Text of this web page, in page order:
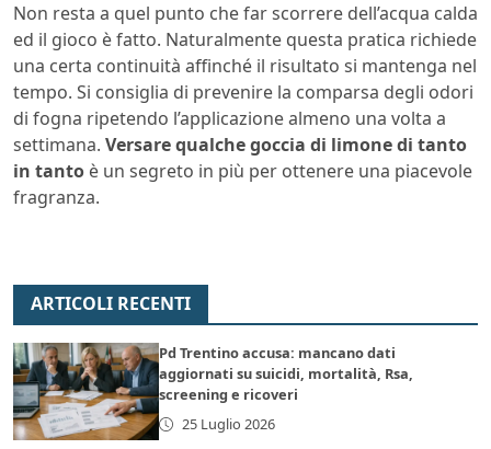
Non resta a quel punto che far scorrere dell’acqua calda
ed il gioco è fatto. Naturalmente questa pratica richiede
una certa continuità affinché il risultato si mantenga nel
tempo. Si consiglia di prevenire la comparsa degli odori
di fogna ripetendo l’applicazione almeno una volta a
settimana. Versare qualche goccia di limone di tanto
in tanto è un segreto in più per ottenere una piacevole
fragranza.
ARTICOLI RECENTI
Pd Trentino accusa: mancano dati
aggiornati su suicidi, mortalità, Rsa,
screening e ricoveri
25 Luglio 2026